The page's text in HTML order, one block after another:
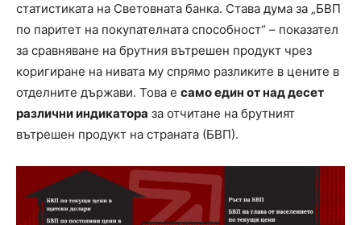
статистиката на Световната банка. Става дума за „БВП
по паритет на покупателната способност“ – показател
за сравняване на брутния вътрешен продукт чрез
коригиране на нивата му спрямо разликите в цените в
отделните държави. Това е само един от над десет
различни индикатора за отчитане на брутният
вътрешен продукт на страната (БВП).